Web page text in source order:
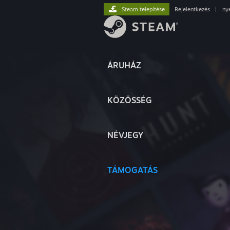
ÁRUHÁZ
KÖZÖSSÉG
NÉVJEGY
TÁMOGATÁS
Steam telepítése Bejelentkezés